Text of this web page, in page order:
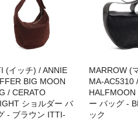
(イッチ) / ANNIE
BIG MOON
/ CERATO
ショルダー バ
- ブラウン ITTI-
MARROW (
MA-AC5310
ー バッグ -
ック